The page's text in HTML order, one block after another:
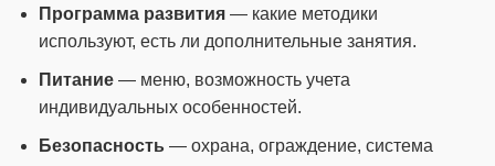
Программа развития — какие методики
используют, есть ли дополнительные занятия.
Питание — меню, возможность учета
индивидуальных особенностей.
Безопасность — охрана, ограждение, система